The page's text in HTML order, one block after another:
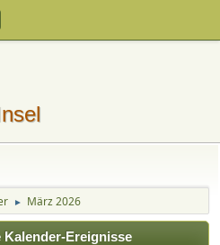
► März 2026
Kalender-Ereignisse